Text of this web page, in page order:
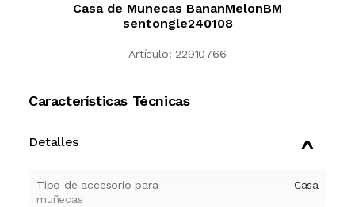
Casa de Munecas BananMelonBM
sentongle240108
Artículo: 22910766
Características Técnicas
Detalles
Tipo de accesorio para
muñecas
Casa